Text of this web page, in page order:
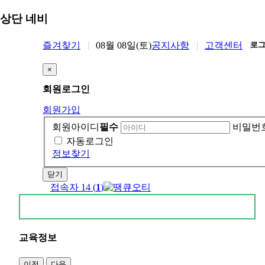
상단 네비
즐겨찾기 08월 08일(토)공지사항 고객센터 로
×
회원로그인
회원가입
회원아이디 필수 비밀번
자동로그인
정보찾기
닫기
접속자 14 (1)
교육정보